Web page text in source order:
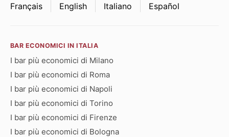
Français English Italiano Español
BAR ECONOMICI IN ITALIA
I bar più economici di Milano
I bar più economici di Roma
I bar più economici di Napoli
I bar più economici di Torino
I bar più economici di Firenze
I bar più economici di Bologna